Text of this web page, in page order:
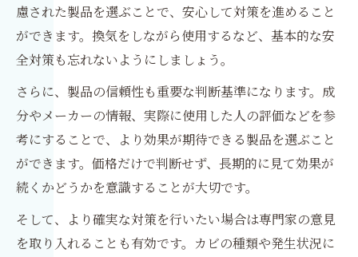
慮された製品を選ぶことで、安心して対策を進めること
ができます。換気をしながら使用するなど、基本的な安
全対策も忘れないようにしましょう。
さらに、製品の信頼性も重要な判断基準になります。成
分やメーカーの情報、実際に使用した人の評価などを参
考にすることで、より効果が期待できる製品を選ぶこと
ができます。価格だけで判断せず、長期的に見て効果が
続くかどうかを意識することが大切です。
そして、より確実な対策を行いたい場合は専門家の意見
を取り入れることも有効です。カビの種類や発生状況に